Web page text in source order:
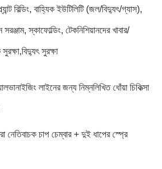
বিল্ডিং, বাহ্যিক ইউটিলিটি (জল/বিদ্যুৎ/গ্যাস),
স্কাফোল্ডিং, টেকনিশিয়ানদের খাবার/
সুরক্ষা
লাইনের জন্য নিম্নলিখিত ধোঁয়া চিকিত্সা
নেতিবাচক চাপ চেম্বার + দুই ধাপের স্প্রে